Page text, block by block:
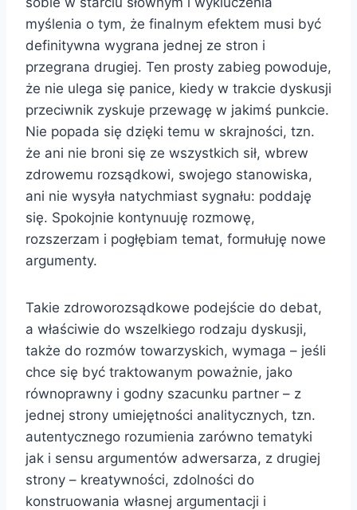
myślenia o tym, że finalnym efektem musi być
definitywna wygrana jednej ze stron i
przegrana drugiej. Ten prosty zabieg powoduje,
że nie ulega się panice, kiedy w trakcie dyskusji
przeciwnik zyskuje przewagę w jakimś punkcie.
Nie popada się dzięki temu w skrajności, tzn.
że ani nie broni się ze wszystkich sił, wbrew
zdrowemu rozsądkowi, swojego stanowiska,
ani nie wysyła natychmiast sygnału: poddaję
się. Spokojnie kontynuuję rozmowę,
rozszerzam i pogłębiam temat, formułuję nowe
argumenty.
Takie zdroworozsądkowe podejście do debat,
a właściwie do wszelkiego rodzaju dyskusji,
także do rozmów towarzyskich, wymaga – jeśli
chce się być traktowanym poważnie, jako
równoprawny i godny szacunku partner – z
jednej strony umiejętności analitycznych, tzn.
autentycznego rozumienia zarówno tematyki
jak i sensu argumentów adwersarza, z drugiej
strony – kreatywności, zdolności do
konstruowania własnej argumentacji i